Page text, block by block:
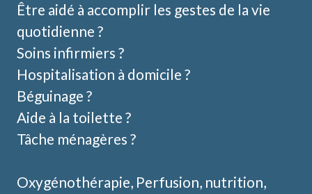
Être aidé à accomplir les gestes de la vie
quotidienne ?
Soins infirmiers ?
Hospitalisation à domicile ?
Béguinage ?
Aide à la toilette ?
Tâche ménagères ?
Oxygénothérapie, Perfusion, nutrition,